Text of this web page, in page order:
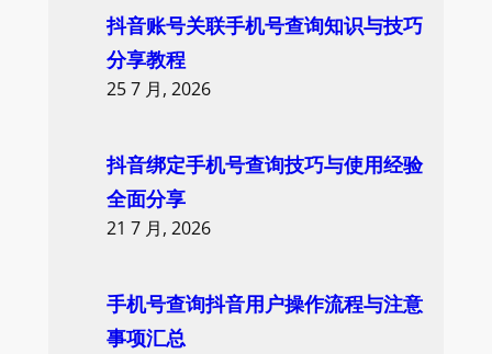
抖音账号关联手机号查询知识与技巧
分享教程
25 7 月, 2026
抖音绑定手机号查询技巧与使用经验
全面分享
21 7 月, 2026
手机号查询抖音用户操作流程与注意
事项汇总